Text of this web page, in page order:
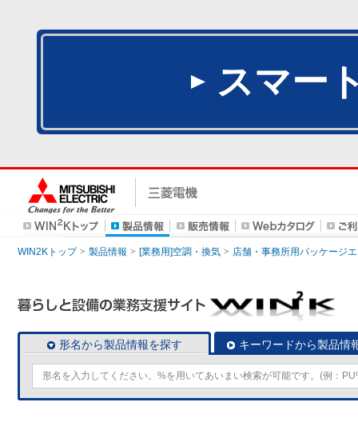
スマー
WIN2Kトップ 製品情報 [業務用]空調・換気 店舗・事務所用パッケージ
形名から製品情報を探す キーワードから製品情